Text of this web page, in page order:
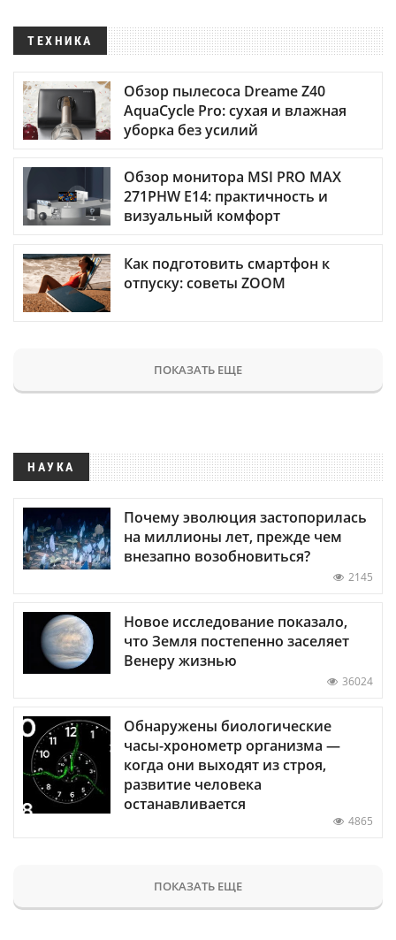
ТЕХНИКА
Обзор пылесоса Dreame Z40
AquaCycle Pro: сухая и влажная
уборка без усилий
Обзор монитора MSI PRO MAX
271PHW E14: практичность и
визуальный комфорт
Как подготовить смартфон к
отпуску: советы ZOOM
ПОКАЗАТЬ ЕЩЕ
НАУКА
Почему эволюция застопорилась
на миллионы лет, прежде чем
внезапно возобновиться?
2145
Новое исследование показало,
что Земля постепенно заселяет
Венеру жизнью
36024
Обнаружены биологические
часы-хронометр организма —
когда они выходят из строя,
развитие человека
останавливается
4865
ПОКАЗАТЬ ЕЩЕ